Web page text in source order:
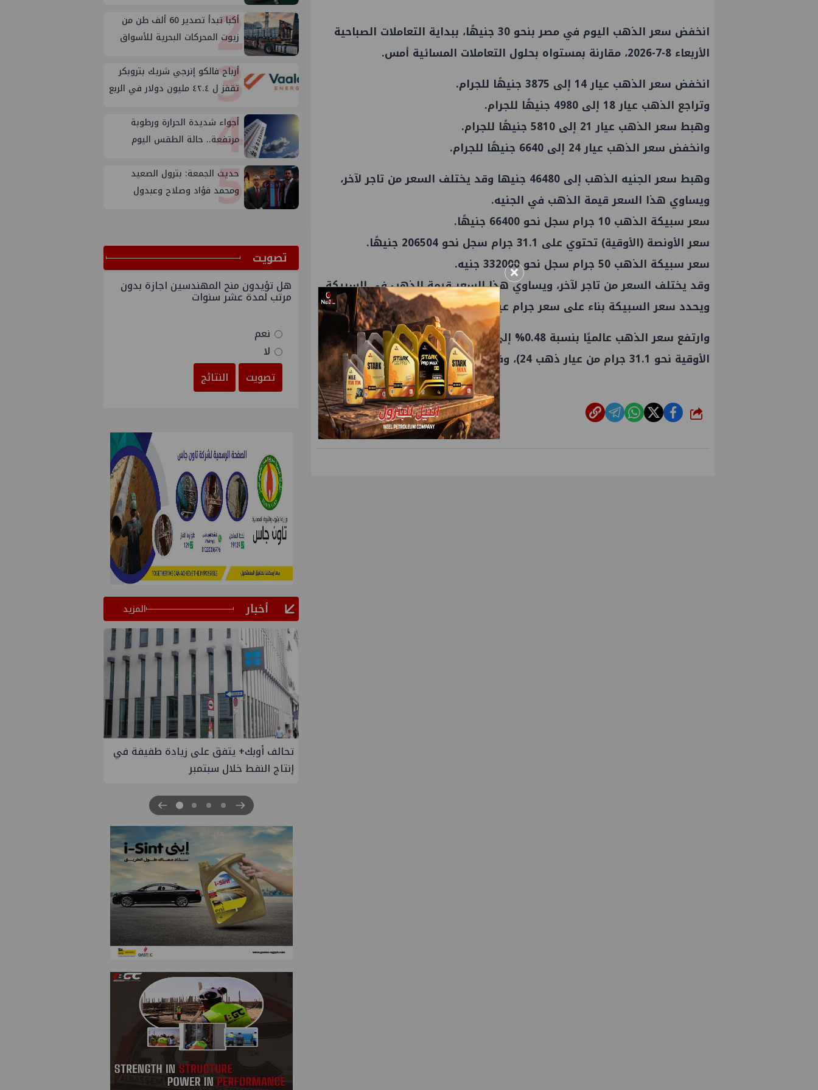
انخفض سعر الذهب اليوم في مصر بنحو 30 جنيهًا، ببداية التعاملات الصباحية
الأربعاء 8-7-2026، مقارنة بمستواه بحلول التعاملات المسائية أمس.
انخفض سعر الذهب عيار 14 إلى 3875 جنيهًا للجرام.
وتراجع الذهب عيار 18 إلى 4980 جنيهًا للجرام.
وهبط سعر الذهب عيار 21 إلى 5810 جنيهًا للجرام.
وانخفض سعر الذهب عيار 24 إلى 6640 جنيهًا للجرام.
وهبط سعر الجنيه الذهب إلى 46480 جنيها وقد يختلف السعر من تاجر لآخر،
ويساوي هذا السعر قيمة الذهب في الجنيه.
سعر سبيكة الذهب 10 جرام سجل نحو 66400 جنيهًا.
سعر الأونصة (الأوقية) تحتوي على 31.1 جرام سجل نحو 206504 جنيهًا.
سعر سبيكة الذهب 50 جرام سجل نحو 332000 جنيه.
وقد يختلف السعر من تاجر لآخر، ويساوي هذا السعر قيمة الذهب في السبيكة،
ويحدد سعر السبيكة بناء على سعر جرام عيار 24.
وارتفع سعر الذهب عالميًا بنسبة 0.48% إلى نحو 4126 دولارًا للأونصة، (وتعادل
الأوقية نحو 31.1 جرام من عيار ذهب 24)، وفقا لآخر تحديث لبيانات وكالة بلومبرج.
شارك
2
أكبا تبدأ تصدير 60 ألف طن من
زيوت المحركات البحرية للأسواق
3
أرباح فالكو إنرجي شريك بتروبكر
تقفز ل ٤٢.٤ مليون دولار في الربع
4
أجواء شديدة الحرارة ورطوبة
مرتفعة.. حالة الطقس اليوم
5
حديث الجمعة: بترول الصعيد
ومحمد فؤاد وصلاح وعبدول
ﺗﺼﻮﻳﺖ
هل تؤيدون منح المهندسين اجازة بدون
مرتب لمدة عشر سنوات
نعم
لا
تصويت
النتائج
أخبار المزيد
تحالف أوبك+ يتفق على زيادة طفيفة في
إسدال الستار على النسخة الثانية من
"منتدى مصر للطاقة والصناعة 2026" بنجاح
×